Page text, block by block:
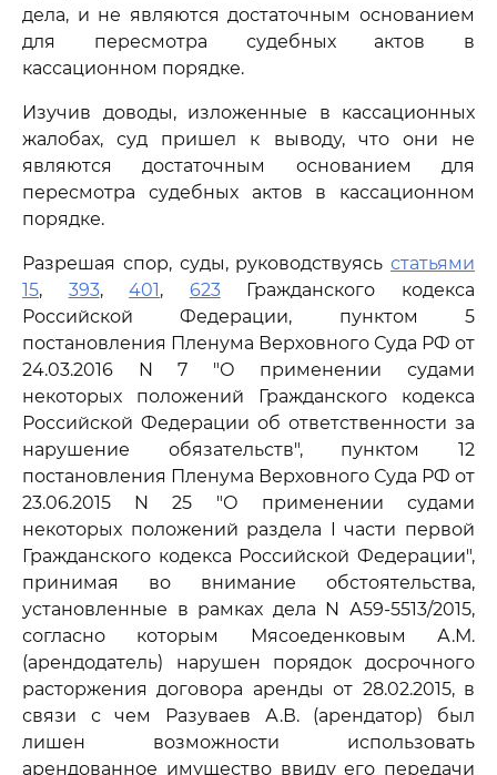
дела, и не являются достаточным основанием
для пересмотра судебных актов в
кассационном порядке.
Изучив доводы, изложенные в кассационных
жалобах, суд пришел к выводу, что они не
являются достаточным основанием для
пересмотра судебных актов в кассационном
порядке.
Разрешая спор, суды, руководствуясь статьями
15, 393,401, 623Гражданского кодекса
Российской Федерации, пунктом 5
постановления Пленума Верховного Суда РФ от
24.03.2016 N 7 "О применении судами
некоторых положений Гражданского кодекса
Российской Федерации об ответственности за
нарушение обязательств", пунктом 12
постановления Пленума Верховного Суда РФ от
23.06.2015 N 25 "О применении судами
некоторых положений раздела I части первой
Гражданского кодекса Российской Федерации",
принимая во внимание обстоятельства,
установленные в рамках дела N А59-5513/2015,
согласно которым Мясоеденковым А.М.
(арендодатель) нарушен порядок досрочного
расторжения договора аренды от 28.02.2015, в
связи с чем Разуваев А.В. (арендатор) был
лишен возможности использовать
арендованное имущество ввиду его передачи